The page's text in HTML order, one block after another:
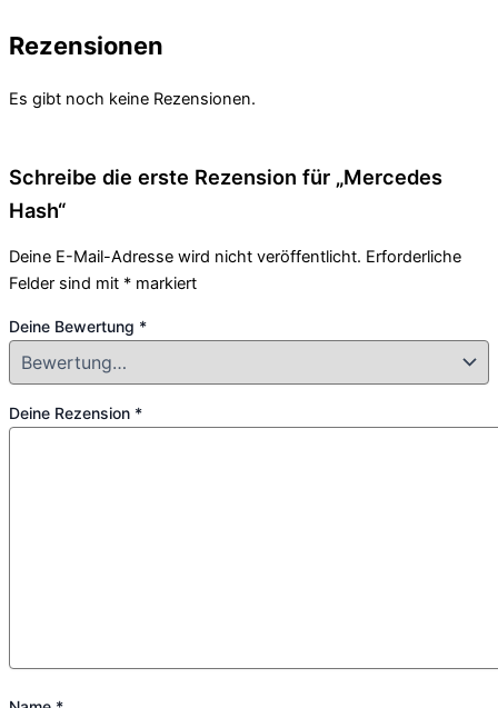
Rezensionen
Es gibt noch keine Rezensionen.
Schreibe die erste Rezension für „Mercedes
Hash“
Deine E-Mail-Adresse wird nicht veröffentlicht. Erforderliche
Felder sind mit * markiert
Deine Bewertung *
Deine Rezension *